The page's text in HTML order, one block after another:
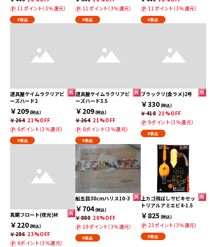
11ポイント（3％還元）
#新品
11ポイント（3％還元）
#新品
11ポイント（3％還元）
#新品
道具屋ケイムラクリアビ
ーズハード2
￥209(税込)
￥264 21%OFF
6ポイント（3％還元）
#新品
道具屋ケイムラクリアビ
ーズハード3.5
￥209(税込)
￥264 21%OFF
6ポイント（3％還元）
#新品
ブラックリ(金ラメ)2号
￥330(税込)
￥418 21%OFF
9ポイント（3％還元）
#新品
真鯛フロート(夜光)M
￥220(税込)
￥286 23%OFF
6ポイント（3％還元）
船五目30cmハリス10-3
￥704(税込)
￥880 20%OFF
19ポイント（3％還元）
#新品
上カゴ飛ばしサビキセッ
トリアルアミエビ4-1.5
￥825 (税込)
23ポイント（3％還元）
#新品